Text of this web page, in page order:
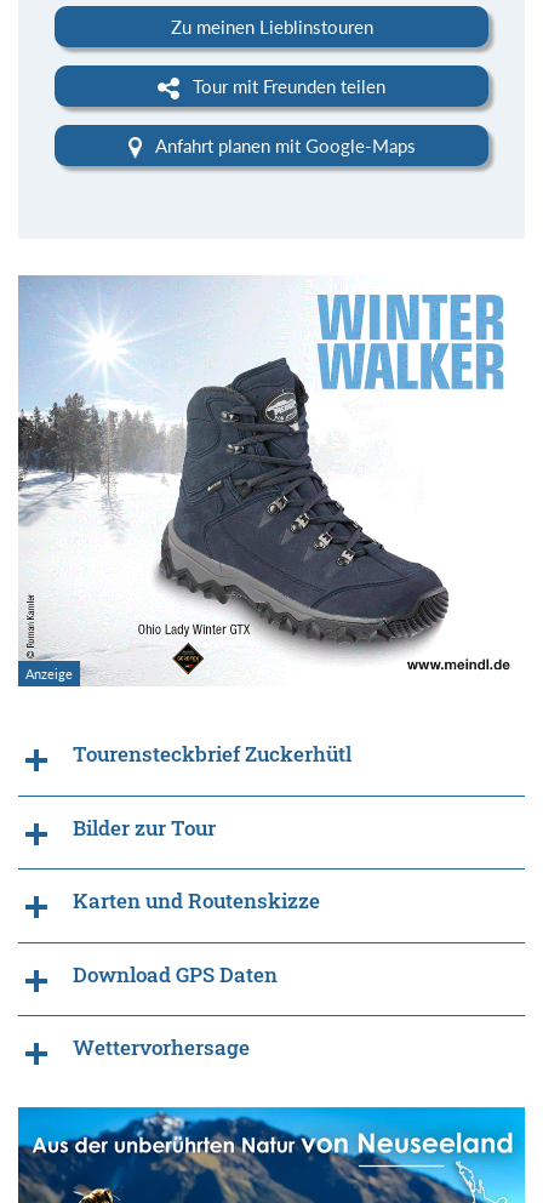
Zu meinen Lieblinstouren
Tour mit Freunden teilen
Anfahrt planen mit Google-Maps
Tourensteckbrief Zuckerhütl
Bilder zur Tour
Karten und Routenskizze
Download GPS Daten
Wettervorhersage